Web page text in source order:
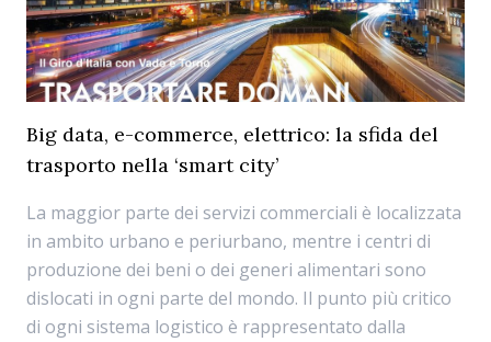
Big data, e-commerce, elettrico: la sfida del
trasporto nella ‘smart city’
La maggior parte dei servizi commerciali è localizzata
in ambito urbano e periurbano, mentre i centri di
produzione dei beni o dei generi alimentari sono
dislocati in ogni parte del mondo. Il punto più critico
di ogni sistema logistico è rappresentato dalla